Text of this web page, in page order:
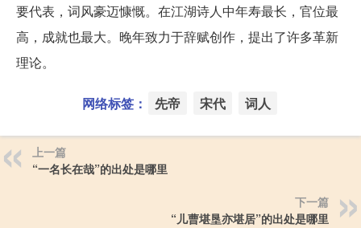
要代表，词风豪迈慷慨。在江湖诗人中年寿最长，官位最
高，成就也最大。晚年致力于辞赋创作，提出了许多革新
理论。
网络标签： 先帝 宋代 词人
上一篇
“一名长在哉”的出处是哪里
下一篇
“儿曹堪垦亦堪居”的出处是哪里